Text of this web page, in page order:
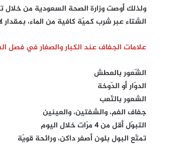
ولذلك أوصت وزارة الصحة السعودية من
الشتاء عبر شرب كميّة كافية من الماء،
علامات الجفاف عند الكبار والصغار في فصل
الشّعور بالعطش
الدوّار أو الدّوخة
الشعور بالتّعب
جفاف الفم، والشفتين، والعينين
التبوّل أقل من 4 مرّات خلال اليوم
تمتّع البول بلون أصفر داكن، ورائحة قويّة